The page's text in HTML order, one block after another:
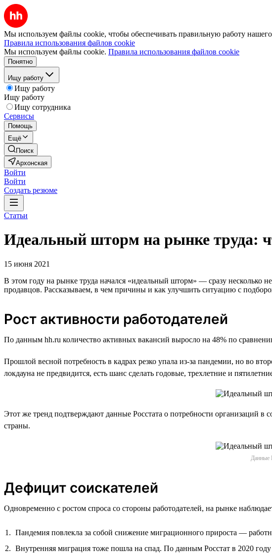
Мы используем файлы cookie, чтобы обеспечивать правильную работу нашего
Правила использования файлов cookie
Мы используем файлы cookie. Правила использования файлов cookie
Понятно
Ищу работу
Ищу работу
Ищу работу
Ищу сотрудника
Сервисы
Помощь
Ещё
Поиск
Архонская
Войти
Войти
Создать резюме
Статьи
Идеальный шторм на рынке труда:
15 июня 2021
В этом году на рынке труда начался «идеальный шторм» — сразу несколько
продавцов. Рассказываем, в чем причины и как улучшить ситуацию с
Рост активности работодателей
По данным hh.ru количество активных вакансий выросло на 48% по
Прошлой весной потребность в кадрах резко упала из-за пандемии, но во
локдауна не предвидится, есть шанс сделать годовые, трехлетние и
Этот же тренд подтверждают данные Росстата о потребности организаций в
страны.
Данные
Дефицит соискателей
Одновременно с ростом спроса со стороны работодателей, на рынке
Пандемия повлекла за собой снижение миграционного прироста —
Внутренняя миграция тоже пошла на спад. По данным Росстат в 2020